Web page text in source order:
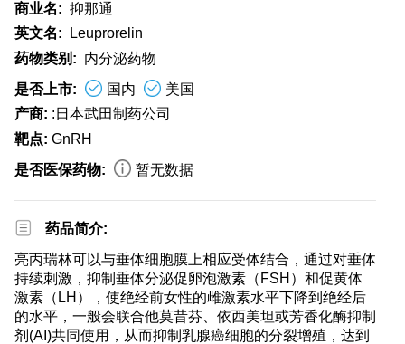
商业名: 抑那通
英文名:
Leuprorelin
药物类别: 内分泌药物
是否上市:
国内
美国
产商: :日本武田制药公司
靶点: GnRH
是否医保药物:
暂无数据
药品简介:
亮丙瑞林可以与垂体细胞膜上相应受体结合，通过对垂体
持续刺激，抑制垂体分泌促卵泡激素（FSH）和促黄体
激素（LH），使绝经前女性的雌激素水平下降到绝经后
的水平，一般会联合他莫昔芬、依西美坦或芳香化酶抑制
剂(AI)共同使用，从而抑制乳腺癌细胞的分裂增殖，达到